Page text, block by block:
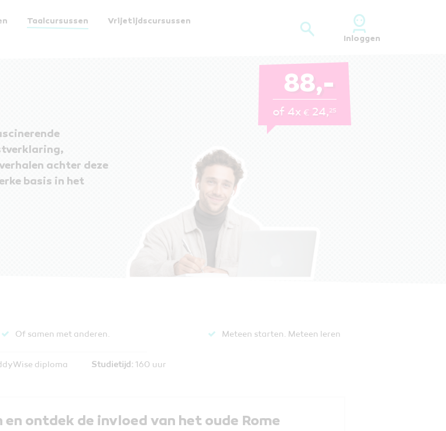
Taalcursussen Vrijetijdscursussen
Inloggen
Gratis proefles starten
achter deze
basis in het
88,-
of 4x € 24,25
Of samen met anderen. Meteen starten. Meteen leren​
diploma Studietijd: 160 uur
ontdek de invloed van het oude Rome